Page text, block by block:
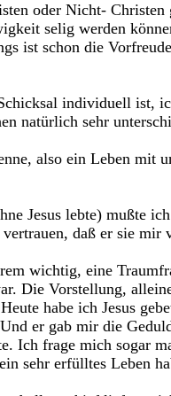
oder Nicht-
selig werden
ist schon die
individuell ist,
natürlich sehr
also ein Leben mit
Jesus lebte) mußte
vertrauen, daß er sie mir
wichtig, eine
Die Vorstellung,
habe ich Jesus
er gab mir die
Ich frage mich sogar
sehr erfülltes Leben